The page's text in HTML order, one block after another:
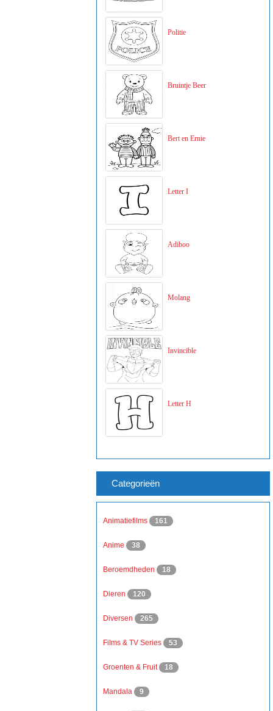
Politie
Bruintje Beer
Bert en Ernie
Letter I
Adiboo
Molang
Invincible
Letter H
Categorieën
Animatiefilms 161
Anime 38
Beroemdheden 18
Dieren 120
Diversen 265
Films & TV Series 53
Groenten & Fruit 18
Mandala 9